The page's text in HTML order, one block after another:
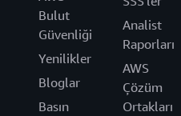
Bulut
Güvenliği
Yenilikler
Bloglar
Basın
Analist
Raporları
AWS
Çözüm
Ortakları